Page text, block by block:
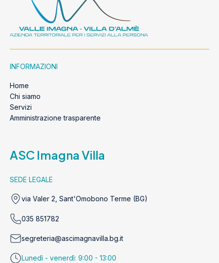
INFORMAZIONI
Home
Chi siamo
Servizi
Amministrazione trasparente
ASC Imagna Villa
SEDE LEGALE
via Valer 2, Sant'Omobono Terme (BG)
035 851782
segreteria@ascimagnavilla.bg.it
Lunedì - venerdì: 9:00 - 13:00